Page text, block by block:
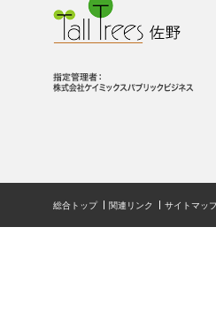
総合トップ 関連リンク サイトマッ